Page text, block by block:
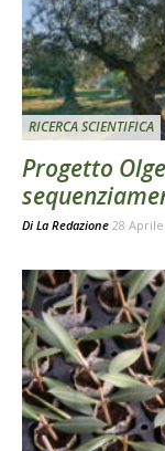
RICERCA SCIENTIFICA
Progetto
Di La Redazione 28 Aprile